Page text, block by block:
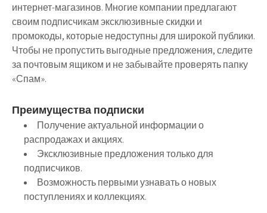
интернет-магазинов. Многие компании предлагают
своим подписчикам эксклюзивные скидки и
промокоды, которые недоступны для широкой публики.
Чтобы не пропустить выгодные предложения, следите
за почтовым ящиком и не забывайте проверять папку
«Спам».
Преимущества подписки
Получение актуальной информации о
распродажах и акциях.
Эксклюзивные предложения только для
подписчиков.
Возможность первыми узнавать о новых
поступлениях и коллекциях.